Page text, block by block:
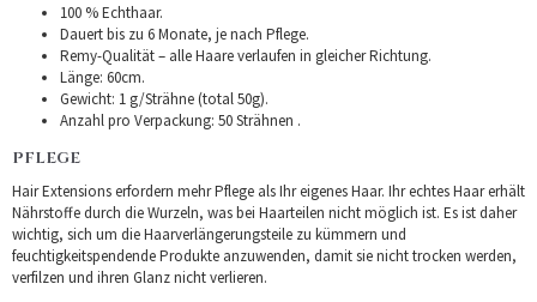
100 % Echthaar.
Dauert bis zu 6 Monate, je nach Pflege.
Remy-Qualität – alle Haare verlaufen in gleicher Richtung.
Länge: 60cm.
Gewicht: 1 g/Strähne (total 50g).
Anzahl pro Verpackung: 50 Strähnen .
PFLEGE
Hair Extensions erfordern mehr Pflege als Ihr eigenes Haar. Ihr echtes Haar erhält
Nährstoffe durch die Wurzeln, was bei Haarteilen nicht möglich ist. Es ist daher
wichtig, sich um die Haarverlängerungsteile zu kümmern und
feuchtigkeitspendende Produkte anzuwenden, damit sie nicht trocken werden,
verfilzen und ihren Glanz nicht verlieren.